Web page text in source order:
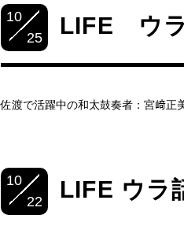
10
25
LIFE ウラ
佐渡で活躍中の和太鼓奏者：宮﨑正
10
22
LIFE ウラ